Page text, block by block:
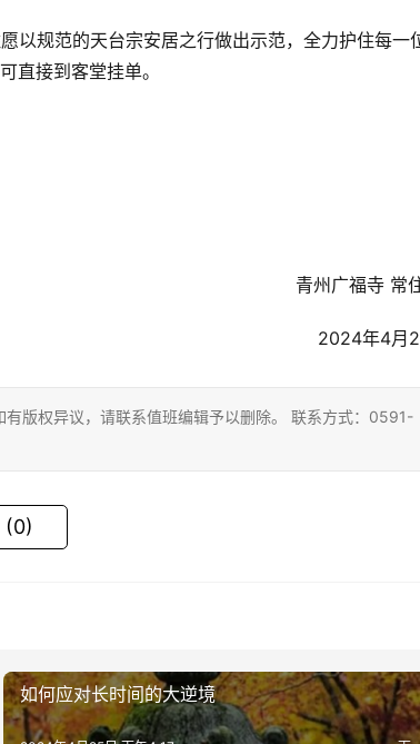
以规范的天台宗安居之行做出示范，全力护住每一
直接到客堂挂单。
青州广福寺 常
2024年4月
版权异议，请联系值班编辑予以删除。 联系方式：0591-
(0)
如何应对长时间的大逆境